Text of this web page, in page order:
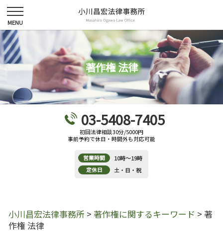
著作権 法律
03-5408-7405
初回法律相談30分/5000円
事前予約で休日・時間外も対応可能
営業時間
10時～19時
定休日
土・日・祝
小川昌宏法律事務所 > 著作権に関するキーワード > 著
作権 法律